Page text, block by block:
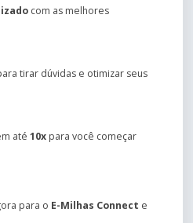
com as melhores
tirar dúvidas e otimizar seus
até 10x para você começar
para o E-Milhas Connect e